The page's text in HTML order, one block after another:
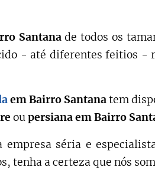
Santanade todos os
- até diferentes feitios -
em Bairro Santanatem
oupersiana em Bairro
empresa séria e
tenha a certeza que nós